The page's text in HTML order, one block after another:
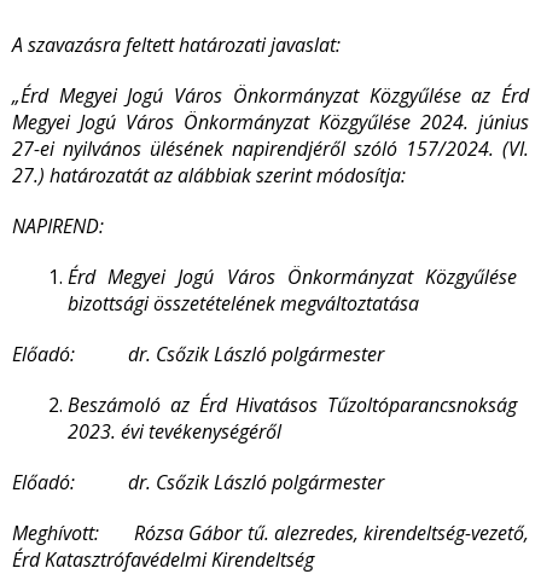
A szavazásra feltett határozati javaslat:
„Érd Megyei Jogú Város Önkormányzat Közgyűlése az Érd
Megyei Jogú Város Önkormányzat Közgyűlése 2024. június
27-ei nyilvános ülésének napirendjéről szóló 157/2024. (VI.
27.) határozatát az alábbiak szerint módosítja:
NAPIREND:
Érd Megyei Jogú Város Önkormányzat Közgyűlése
bizottsági összetételének megváltoztatása
Előadó: dr. Csőzik László polgármester
Beszámoló az Érd Hivatásos Tűzoltóparancsnokság
2023. évi tevékenységéről
Előadó: dr. Csőzik László polgármester
Meghívott: Rózsa Gábor tű. alezredes, kirendeltség-vezető,
Érd Katasztrófavédelmi Kirendeltség